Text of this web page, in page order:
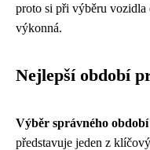
proto si při výběru vozidla
výkonná.
Nejlepší období
Výběr správného
představuje jeden z